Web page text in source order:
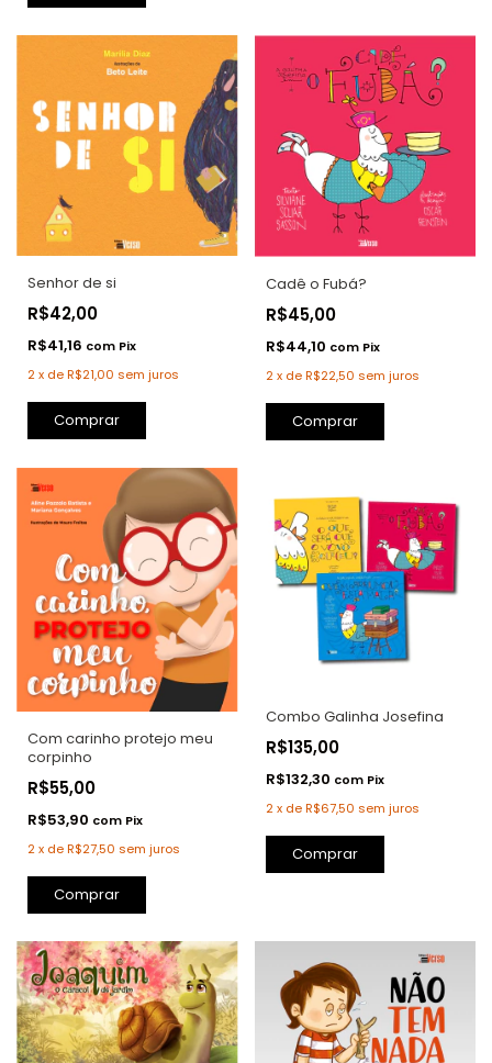
Senhor de si
R$42,00
R$41,16 com Pix
2x deR$21,00 sem juros
Comprar
Cadê o Fubá?
R$45,00
R$44,10 com Pix
2 x deR$22,50 sem juros
Comprar
Com carinho protejo meu
corpinho
R$55,00
R$53,90 com Pix
2x deR$27,50 sem juros
Comprar
Combo Galinha Josefina
R$135,00
R$132,30 com Pix
2 x deR$67,50 sem juros
Comprar